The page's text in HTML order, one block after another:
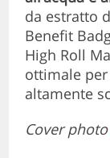
da estratto
Benefit
High Roll
ottimale
altamente
Cover photo